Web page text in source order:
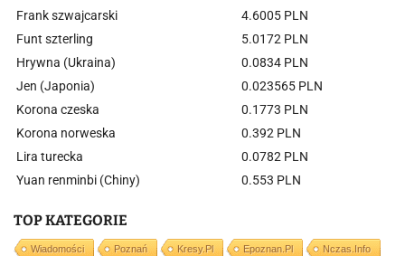
Frank szwajcarski
4.6005 PLN
Funt szterling
5.0172 PLN
Hrywna (Ukraina)
0.0834 PLN
Jen (Japonia)
0.023565 PLN
Korona czeska
0.1773 PLN
Korona norweska
0.392 PLN
Lira turecka
0.0782 PLN
Yuan renminbi (Chiny)
0.553 PLN
TOP KATEGORIE
Wiadomości Poznań Kresy.pl Epoznan.pl Nczas.info